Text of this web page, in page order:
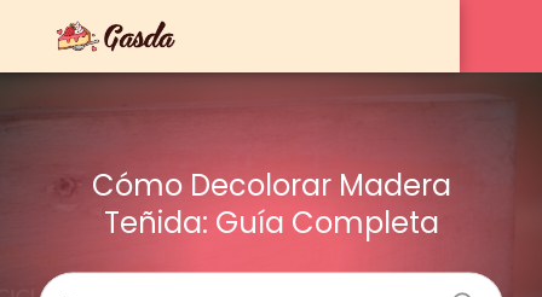
Cómo Decolorar Madera
Teñida: Guía Completa